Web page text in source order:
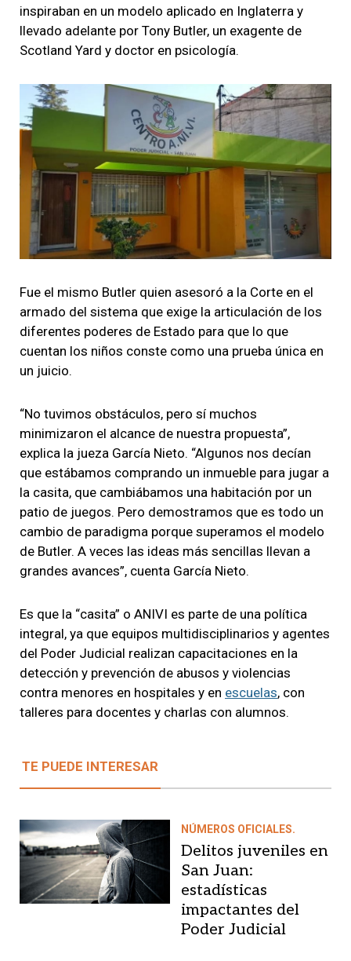
inspiraban en un modelo aplicado en Inglaterra y
llevado adelante por Tony Butler, un exagente de
Scotland Yard y doctor en psicología.
Fue el mismo Butler quien asesoró a la Corte en el
armado del sistema que exige la articulación de los
diferentes poderes de Estado para que lo que
cuentan los niños conste como una prueba única en
un juicio.
“No tuvimos obstáculos, pero sí muchos
minimizaron el alcance de nuestra propuesta”,
explica la jueza García Nieto. “Algunos nos decían
que estábamos comprando un inmueble para jugar a
la casita, que cambiábamos una habitación por un
patio de juegos. Pero demostramos que es todo un
cambio de paradigma porque superamos el modelo
de Butler. A veces las ideas más sencillas llevan a
grandes avances”, cuenta García Nieto.
Es que la “casita” o ANIVI es parte de una política
integral, ya que equipos multidisciplinarios y agentes
del Poder Judicial realizan capacitaciones en la
detección y prevención de abusos y violencias
contra menores en hospitales y en escuelas, con
talleres para docentes y charlas con alumnos.
TE PUEDE INTERESAR
NÚMEROS OFICIALES.
Delitos juveniles en
San Juan:
estadísticas
impactantes del
Poder Judicial